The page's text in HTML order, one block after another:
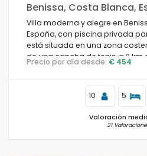
Benissa, Costa Blanca,
Villa moderna y alegre en
España, con piscina privada
está situada en una zona
de una cancha de tenis, a 2
y a 5 km de Moraira.
Precio por día desde: € 454
10 5
Valoración
21